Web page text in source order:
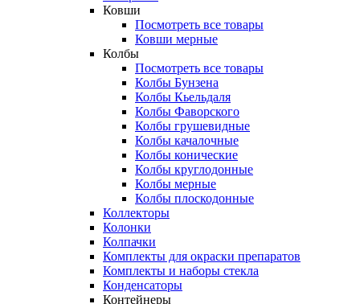
Ковши
Посмотреть все товары
Ковши мерные
Колбы
Посмотреть все товары
Колбы Бунзена
Колбы Кьельдаля
Колбы Фаворского
Колбы грушевидные
Колбы качалочные
Колбы конические
Колбы круглодонные
Колбы мерные
Колбы плоскодонные
Коллекторы
Колонки
Колпачки
Комплекты для окраски препаратов
Комплекты и наборы стекла
Конденсаторы
Контейнеры